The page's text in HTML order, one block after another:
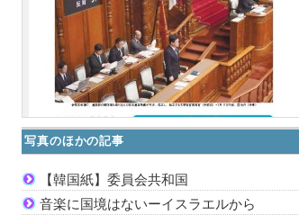
写真のほかの記事
【韓国紙】委員会共和国
音楽に国境はないーイスラエルから